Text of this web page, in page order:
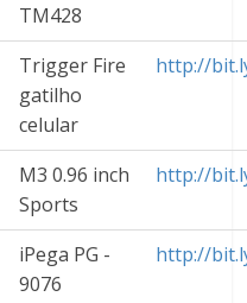
TM428
Trigger Fire
gatilho
celular
http://
M3 0.96 inch
Sports
http://
iPega PG -
9076
http://